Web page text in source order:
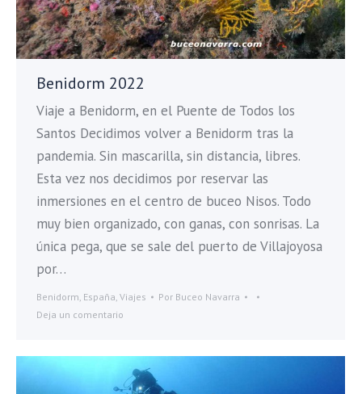
Benidorm 2022
Viaje a Benidorm, en el Puente de Todos los
Santos Decidimos volver a Benidorm tras la
pandemia. Sin mascarilla, sin distancia, libres.
Esta vez nos decidimos por reservar las
inmersiones en el centro de buceo Nisos. Todo
muy bien organizado, con ganas, con sonrisas. La
única pega, que se sale del puerto de Villajoyosa
por…
Benidorm España Viajes Por Buceo Navarra
Deja un comentario